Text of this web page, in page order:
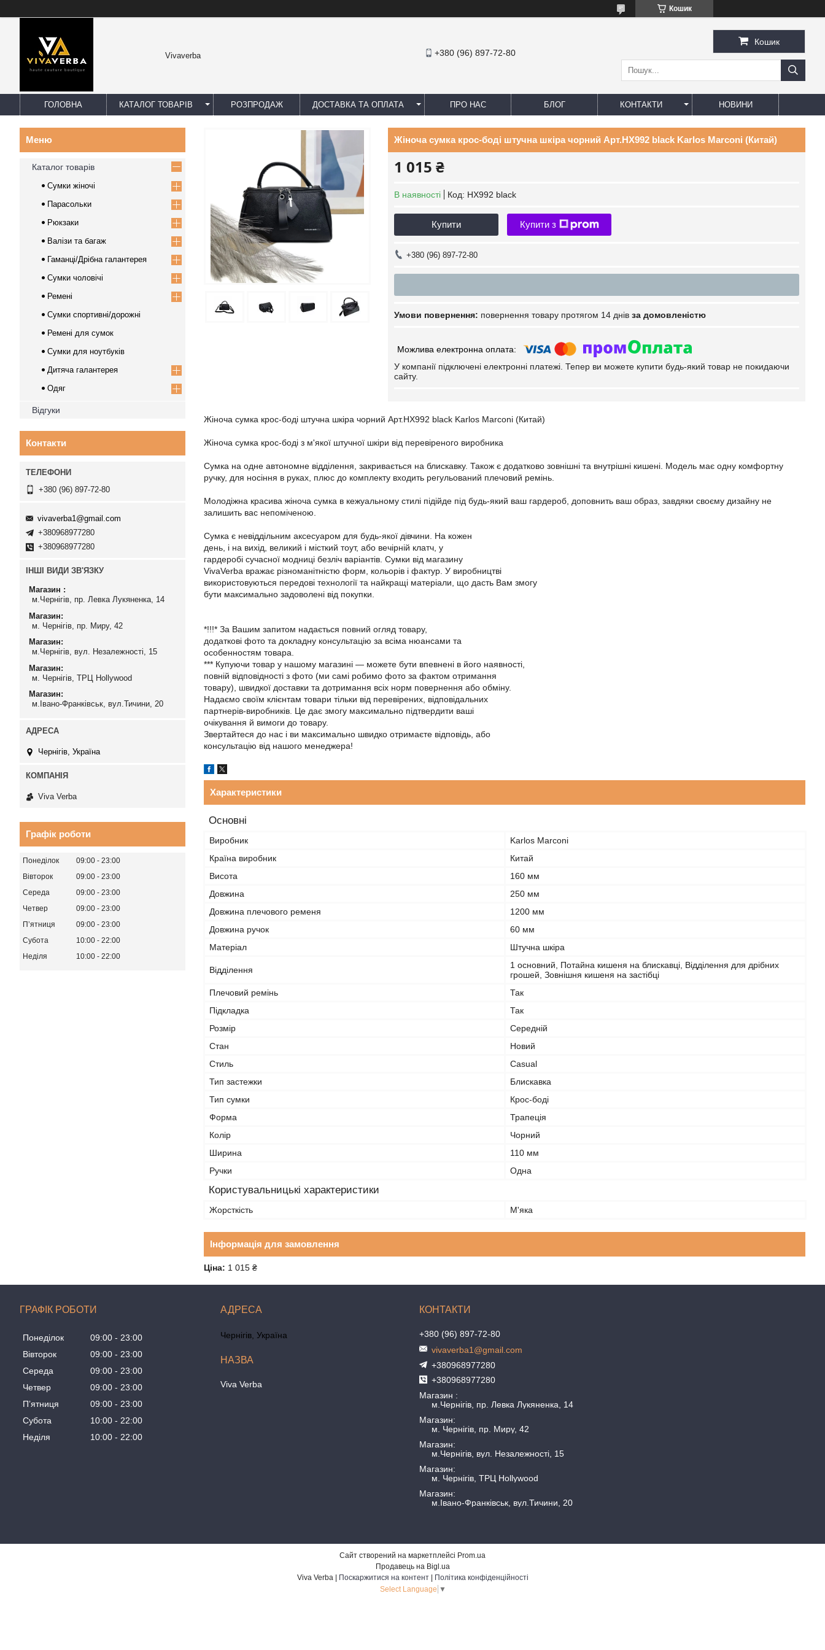
Кошик
Vivaverba +380 (96) 897-72-80
Кошик
ГОЛОВНА КАТАЛОГ ТОВАРІВ РОЗПРОДАЖ ДОСТАВКА ТА ОПЛАТА ПРО НАС БЛОГ КОНТАКТИ НОВИНИ
Жіноча сумка крос-боді штучна шкіра чорний Арт.HX992 black Karlos Marconi (Китай)
1 015 ₴
В наявності Код: HX992 black
Купити Купити з
+380 (96) 897-72-80
повернення товару протягом 14 днів за домовленістю
У компанії підключені електронні платежі. Тепер ви можете купити будь-який товар не покидаючи
сайту.
Жіноча сумка крос-боді штучна шкіра чорний Арт.HX992 black Karlos Marconi (Китай)
Жіноча сумка крос-боді з м'якої штучної шкіри від перевіреного виробника
Сумка на одне автономне відділення, закривається на блискавку. Також є додатково зовнішні та внутрішні кишені. Модель має одну комфортну
ручку, для носіння в руках, плюс до комплекту входить регульований плечовий ремінь.
Молодіжна красива жіноча сумка в кежуальному стилі підійде під будь-який ваш гардероб, доповнить ваш образ, завдяки своєму дизайну не
залишить вас непоміченою.
Сумка є невіддільним аксесуаром для будь-якої дівчини. На кожен
день, і на вихід, великий і місткий тоут, або вечірній клатч, у
гардеробі сучасної модниці безліч варіантів. Сумки від магазину
VivaVerba вражає різноманітністю форм, кольорів і фактур. У виробництві
використовуються передові технології та найкращі матеріали, що дасть Вам змогу
бути максимально задоволені від покупки.
*!!!* За Вашим запитом надається повний огляд товару,
додаткові фото та докладну консультацію за всіма нюансами та
особенностям товара.
*** Купуючи товар у нашому магазині — можете бути впевнені в його наявності,
повній відповідності з фото (ми самі робимо фото за фактом отримання
товару), швидкої доставки та дотримання всіх норм повернення або обміну.
Надаємо своїм клієнтам товари тільки від перевірених, відповідальних
партнерів-виробників. Це дає змогу максимально підтвердити ваші
очікування й вимоги до товару.
Звертайтеся до нас і ви максимально швидко отримаєте відповідь, або
консультацію від нашого менеджера!
Характеристики
Основні
Виробник
Karlos Marconi
Країна виробник
Китай
Висота
160 мм
Довжина
250 мм
Довжина плечового ременя
1200 мм
Довжина ручок
60 мм
Матеріал
Штучна шкіра
Відділення
1 основний, Потайна кишеня на блискавці, Відділення для дрібних
грошей, Зовнішня кишеня на застібці
Плечовий ремінь
Так
Підкладка
Так
Розмір
Середній
Стан
Новий
Стиль
Casual
Тип застежки
Блискавка
Тип сумки
Крос-боді
Форма
Трапеція
Колір
Чорний
Ширина
110 мм
Ручки
Одна
Користувальницькі характеристики
Жорсткість М'яка
Інформація для замовлення
Ціна: 1 015 ₴
Каталог товарів
Сумки жіночі
Парасольки
Рюкзаки
Валізи та багаж
Гаманці/Дрібна галантерея
Сумки чоловічі
Ремені
Сумки спортивні/дорожні
Ремені для сумок
Сумки для ноутбуків
Дитяча галантерея
Одяг
Відгуки
Контакти
+380 (96) 897-72-80
vivaverba1@gmail.com
+380968977280
+380968977280
ІНШІ ВИДИ ЗВ'ЯЗКУ
Магазин
м.Чернігів, пр. Левка Лукяненка, 14
Магазин
м. Чернігів, пр. Миру, 42
Магазин
м.Чернігів, вул. Незалежності, 15
Магазин
м. Чернігів, ТРЦ Hollywood
Магазин
м.Івано-Франківськ, вул.Тичини, 20
Чернігів, Україна
Viva Verba
Графік роботи
Понеділок 09:00
23:00
Вівторок
09:00
23:00
Середа
09:00
23:00
Четвер
09:00
23:00
Пʼятниця
09:00
23:00
Субота
10:00
22:00
Неділя
10:00 22:00
ГРАФІК РОБОТИ
Понеділок 09:00
23:00
Вівторок
09:00
23:00
Середа
09:00
23:00
Четвер
09:00
23:00
Пʼятниця
09:00
23:00
Субота
10:00
22:00
Неділя
10:00 22:00
Чернігів, Україна
Viva Verba
+380 (96) 897-72-80
vivaverba1@gmail.com
+380968977280
+380968977280
Магазин
м.Чернігів, пр. Левка Лукяненка, 14
Магазин
м. Чернігів, пр. Миру, 42
Магазин
м.Чернігів, вул. Незалежності, 15
Магазин
м. Чернігів, ТРЦ Hollywood
Магазин
м.Івано-Франківськ, вул.Тичини, 20
Сайт створений на маркетплейсі Prom.ua
Продавець на Bigl.ua
Поскаржитися на контент
Політика конфіденційності
Select Language ▼